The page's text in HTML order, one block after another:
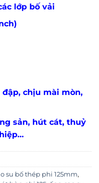
lớp bố vải
chịu mài mòn,
sản, hút cát, thuỷ
su bố thép phi 125mm,